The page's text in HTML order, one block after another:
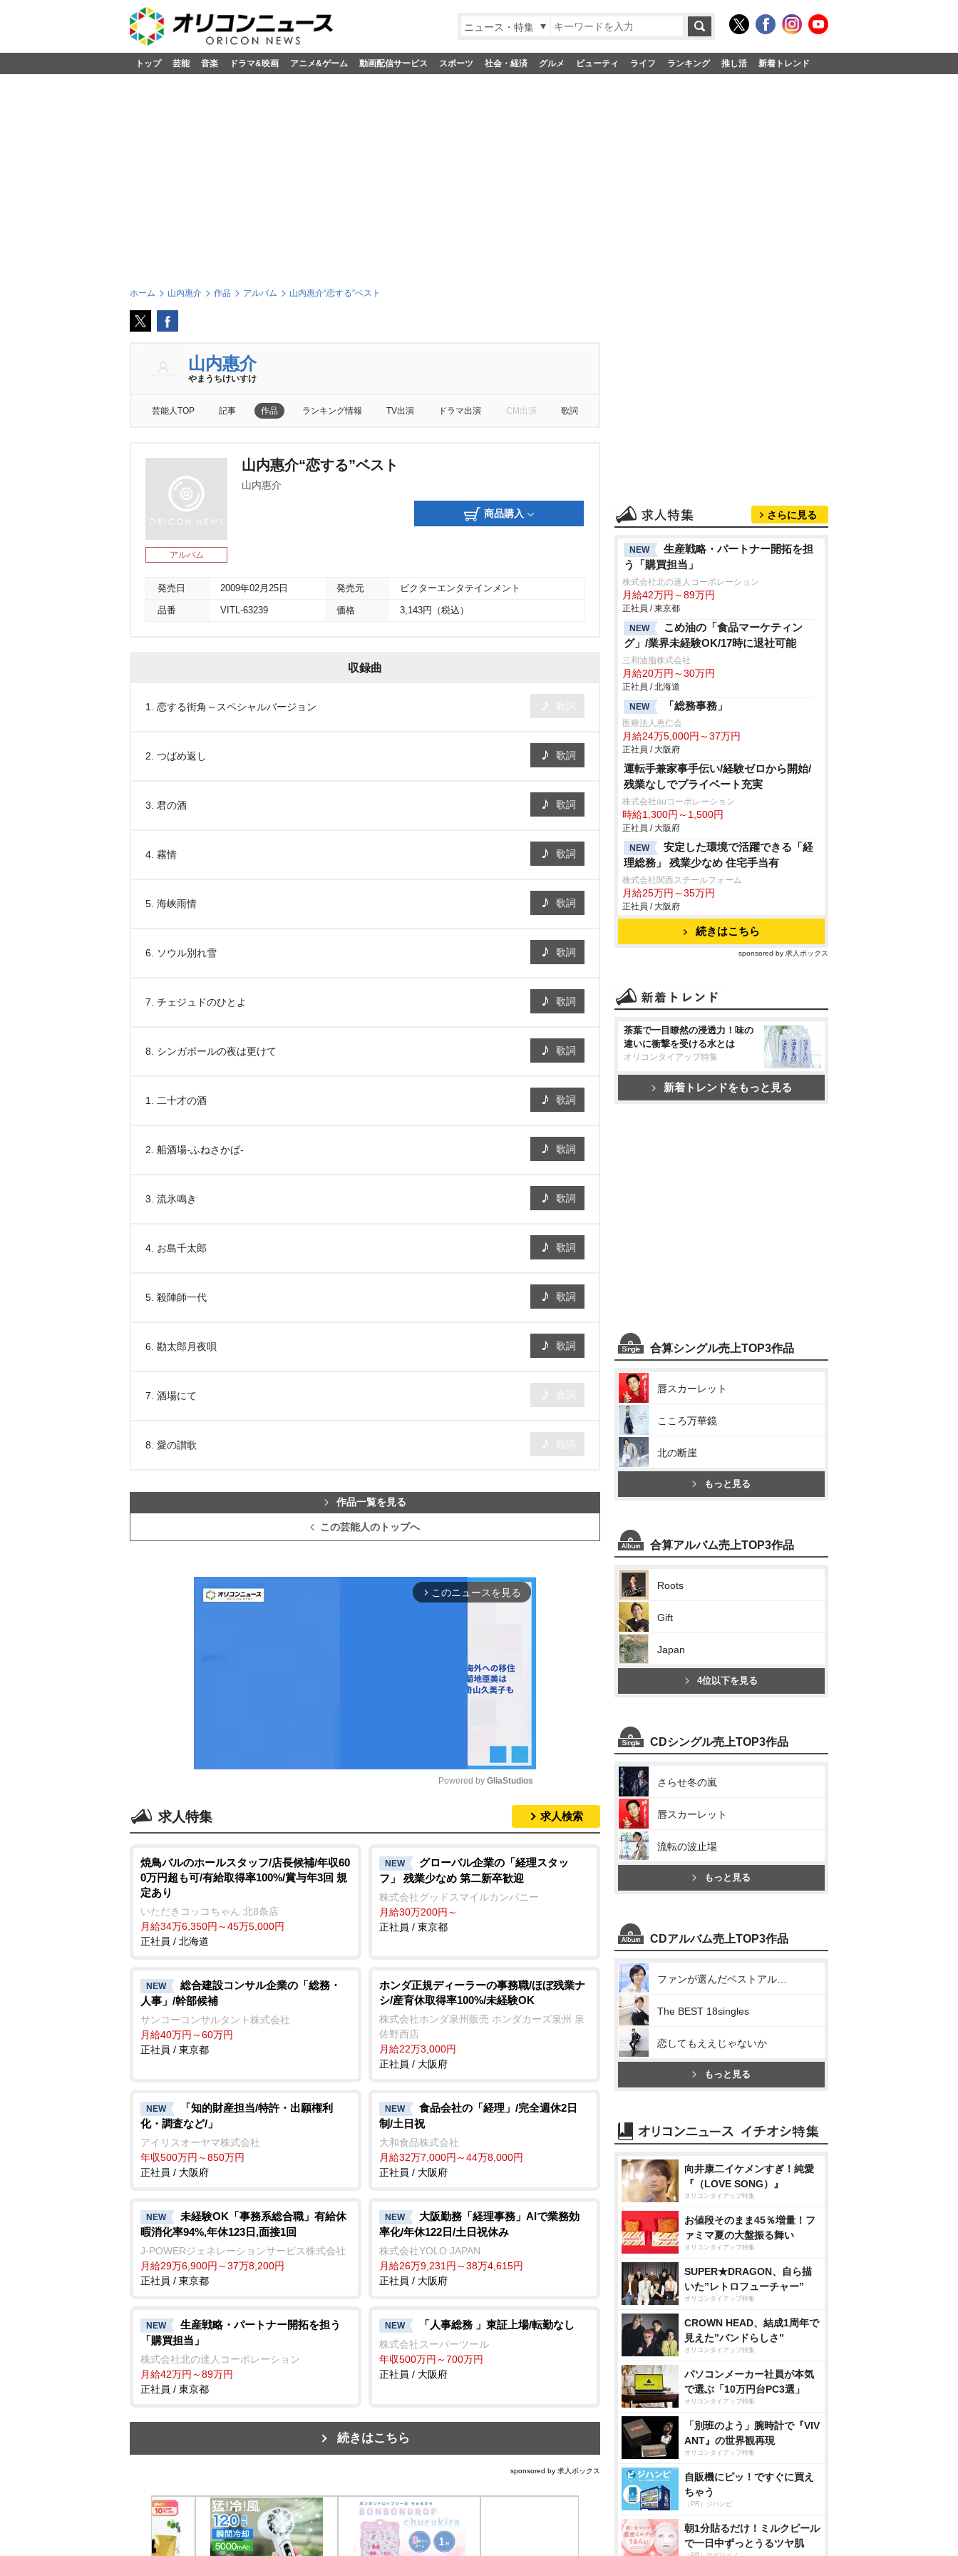
ニュース・特集
トップ 芸能 音楽 ドラマ&映画 アニメ&ゲーム 動画配信サービス スポーツ 社会・経済 グルメ ビューティ ライフ ランキング 推し活 新着トレンド
ホーム 山内惠介 作品 アルバム 山内惠介“恋する”ベスト
山内惠介
まうちけいすけ
芸能人TOP 記事 作品 ランキング情報 TV出演 ドラマ出演 CM出演 歌詞
アルバム
山内惠介“恋する”ベスト
山内惠介
商品購入
発売日 2009年02月25日 発売元 ビクターエンタテインメント
品番 VITL-63239 価格 3,143円（税込）
収録曲
1. 恋する街角～スペシャルバージョン
2. つばめ返し 歌詞
3. 君の酒 歌詞
4. 霧情 歌詞
5. 海峡雨情 歌詞
6. ソウル別れ雪 歌詞
7. チェジュドのひとよ 歌詞
8. シンガポールの夜は更けて 歌詞
1. 二十才の酒 歌詞
2. 船酒場-ふねさかば- 歌詞
3. 流氷鳴き 歌詞
4. お島千太郎 歌詞
5. 殺陣師一代 歌詞
6. 勘太郎月夜唄 歌詞
7. 酒場にて
8. 愛の讃歌
作品一覧を見る
この芸能人のトップへ
arrow_forward_ios このニュースを見る
t
e
Powered by GliaStudios
求人特集 求人検索
焼鳥バルのホールスタッフ/店長候補/年収60
0万円超も可/有給取得率100%/賞与年3回 規
定あり
いただきコッコちゃん 北8条店
月給34万6,350円～45万5,000円
正社員 / 北海道
NEW
グローバル企業の「経理スタッ
フ」 残業少なめ 第二新卒歓迎
株式会社グッドスマイルカンパニー
月給30万200円～
正社員 / 東京都
NEW
総合建設コンサル企業の「総務・
人事」/幹部候補
サンコーコンサルタント株式会社
月給40万円～60万円
正社員 / 東京都
ホンダ正規ディーラーの事務職/ほぼ残業ナ
シ/産育休取得率100%/未経験OK
株式会社ホンダ泉州販売 ホンダカーズ泉州 泉
佐野西店
月給22万3,000円
正社員 / 大阪府
NEW
「知的財産担当/特許・出願権利
化・調査など/」
アイリスオーヤマ株式会社
年収500万円～850万円
正社員 / 大阪府
NEW
食品会社の「経理」/完全週休2日
制/土日祝
大和食品株式会社
月給32万7,000円～44万8,000円
正社員 / 大阪府
NEW
未経験OK「事務系総合職」有給休
暇消化率94%,年休123日,面接1回
J-POWERジェネレーションサービス株式会社
月給29万6,900円～37万8,200円
正社員 / 東京都
NEW
大阪勤務「経理事務」AIで業務効
率化/年休122日/土日祝休み
株式会社YOLO JAPAN
月給26万9,231円～38万4,615円
正社員 / 大阪府
NEW
生産戦略・パートナー開拓を担う
「購買担当」
株式会社北の達人コーポレーション
月給42万円～89万円
正社員 / 東京都
NEW 「人事総務 」東証上場/転勤なし
株式会社スーパーツール
年収500万円～700万円
正社員 / 大阪府
続きはこちら
sponsored by 求人ボックス
さらに見る
NEW
生産戦略・パートナー開拓を担
う「購買担当」
株式会社北の達人コーポレーション
月給42万円～89万円
正社員 / 東京都
NEW
こめ油の「食品マーケティン
グ」/業界未経験OK/17時に退社可能
三和油脂株式会社
月給20万円～30万円
正社員 / 北海道
NEW
「総務事務」
医療法人恵仁会
月給24万5,000円～37万円
正社員 / 大阪府
運転手兼家事手伝い/経験ゼロから開始/
残業なしでプライベート充実
株式会社auコーポレーション
時給1,300円～1,500円
正社員 / 大阪府
NEW
安定した環境で活躍できる「経
理総務」 残業少なめ 住宅手当有
株式会社関西スチールフォーム
月給25万円～35万円
正社員 / 大阪府
続きはこちら
sponsored by 求人ボックス
茶葉で一目瞭然の浸透力！味の
違いに衝撃を受ける水とは
オリコンタイアップ特集
新着トレンドをもっと見る
合算シングル売上TOP3作品
唇スカーレット
こころ万華鏡
北の断崖
もっと見る
合算アルバム売上TOP3作品
Roots
Gift
Japan
4位以下を見る
CDシングル売上TOP3作品
さらせ冬の嵐
唇スカーレット
流転の波止場
もっと見る
CDアルバム売上TOP3作品
The BEST 18singles
恋してもええじゃないか
もっと見る
向井康二イケメンすぎ！純愛
『（LOVE SONG）』
オリコンタイアップ特集
お値段そのまま45％増量！フ
ァミマ夏の大盤振る舞い
オリコンタイアップ特集
SUPER★DRAGON、自ら描
いた”レトロフューチャー”
オリコンタイアップ特集
CROWN HEAD、結成1周年で
見えた”バンドらしさ”
オリコンタイアップ特集
パソコンメーカー社員が本気
で選ぶ「10万円台PC3選」
オリコンタイアップ特集
「別班のよう」腕時計で『VIV
ANT』の世界観再現
オリコンタイアップ特集
自販機にピッ！ですぐに買え
ちゃう
（PR）ジハンピ
朝1分貼るだけ！ミルクピール
で一日中ずっとうるツヤ肌